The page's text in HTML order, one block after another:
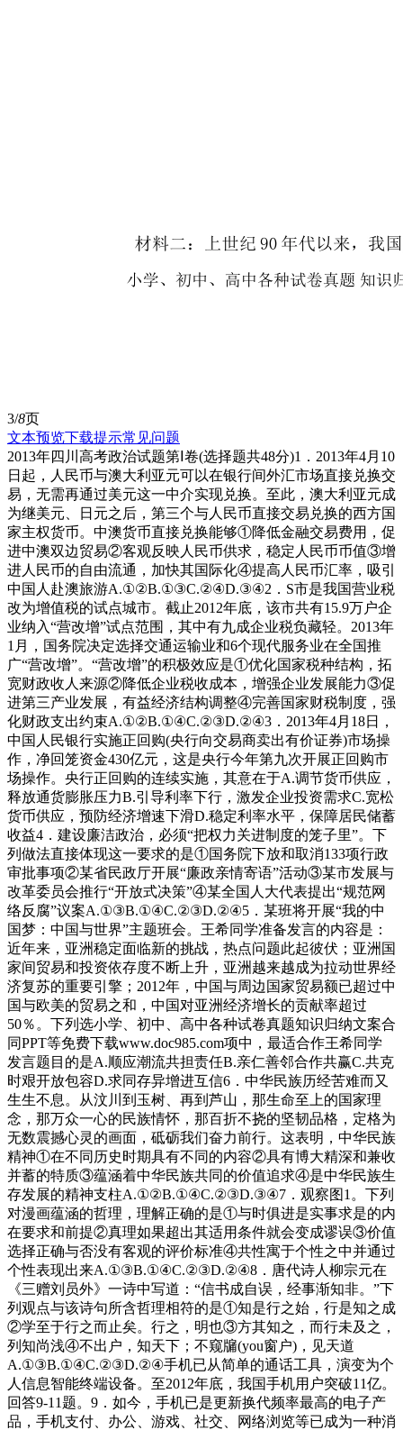
3/8页
文本预览下载提示常见问题
2013年四川高考政治试题第Ⅰ卷(选择题共48分)1．2013年4月10
日起，人民币与澳大利亚元可以在银行间外汇市场直接兑换交
易，无需再通过美元这一中介实现兑换。至此，澳大利亚元成
为继美元、日元之后，第三个与人民币直接交易兑换的西方国
家主权货币。中澳货币直接兑换能够①降低金融交易费用，促
进中澳双边贸易②客观反映人民币供求，稳定人民币币值③增
进人民币的自由流通，加快其国际化④提高人民币汇率，吸引
中国人赴澳旅游A.①②B.①③C.②④D.③④2．S市是我国营业税
改为增值税的试点城市。截止2012年底，该市共有15.9万户企
业纳入“营改增”试点范围，其中有九成企业税负藏轻。2013年
1月，国务院决定选择交通运输业和6个现代服务业在全国推
广“营改增”。“营改增”的积极效应是①优化国家税种结构，拓
宽财政收人来源②降低企业税收成本，增强企业发展能力③促
进第三产业发展，有益经济结构调整④完善国家财税制度，强
化财政支出约束A.①②B.①④C.②③D.②④3．2013年4月18日，
中国人民银行实施正回购(央行向交易商卖出有价证券)市场操
作，净回笼资金430亿元，这是央行今年第九次开展正回购市
场操作。央行正回购的连续实施，其意在于A.调节货币供应，
释放通货膨胀压力B.引导利率下行，激发企业投资需求C.宽松
货币供应，预防经济增速下滑D.稳定利率水平，保障居民储蓄
收益4．建设廉洁政治，必须“把权力关进制度的笼子里”。下
列做法直接体现这一要求的是①国务院下放和取消133项行政
审批事项②某省民政厅开展“廉政亲情寄语”活动③某市发展与
改革委员会推行“开放式决策”④某全国人大代表提出“规范网
络反腐”议案A.①③B.①④C.②③D.②④5．某班将开展“我的中
国梦：中国与世界”主题班会。王希同学准备发言的内容是：
近年来，亚洲稳定面临新的挑战，热点问题此起彼伏；亚洲国
家间贸易和投资依存度不断上升，亚洲越来越成为拉动世界经
济复苏的重要引擎；2012年，中国与周边国家贸易额已超过中
国与欧美的贸易之和，中国对亚洲经济增长的贡献率超过
50％。下列选小学、初中、高中各种试卷真题知识归纳文案合
同PPT等免费下载www.doc985.com项中，最适合作王希同学
发言题目的是A.顺应潮流共担责任B.亲仁善邻合作共赢C.共克
时艰开放包容D.求同存异增进互信6．中华民族历经苦难而又
生生不息。从汶川到玉树、再到芦山，那生命至上的国家理
念，那万众一心的民族情怀，那百折不挠的坚韧品格，定格为
无数震撼心灵的画面，砥砺我们奋力前行。这表明，中华民族
精神①在不同历史时期具有不同的内容②具有博大精深和兼收
并蓄的特质③蕴涵着中华民族共同的价值追求④是中华民族生
存发展的精神支柱A.①②B.①④C.②③D.③④7．观察图1。下列
对漫画蕴涵的哲理，理解正确的是①与时俱进是实事求是的内
在要求和前提②真理如果超出其适用条件就会变成谬误③价值
选择正确与否没有客观的评价标准④共性寓于个性之中并通过
个性表现出来A.①③B.①④C.②③D.②④8．唐代诗人柳宗元在
《三赠刘员外》一诗中写道：“信书成自误，经事渐知非。”下
列观点与该诗句所含哲理相符的是①知是行之始，行是知之成
②学至于行之而止矣。行之，明也③方其知之，而行未及之，
列知尚浅④不出户，知天下；不窥牖(you窗户)，见天道
A.①③B.①④C.②③D.②④手机已从简单的通话工具，演变为个
人信息智能终端设备。至2012年底，我国手机用户突破11亿。
回答9-11题。9．如今，手机已是更新换代频率最高的电子产
品，手机支付、办公、游戏、社交、网络浏览等已成为一种消